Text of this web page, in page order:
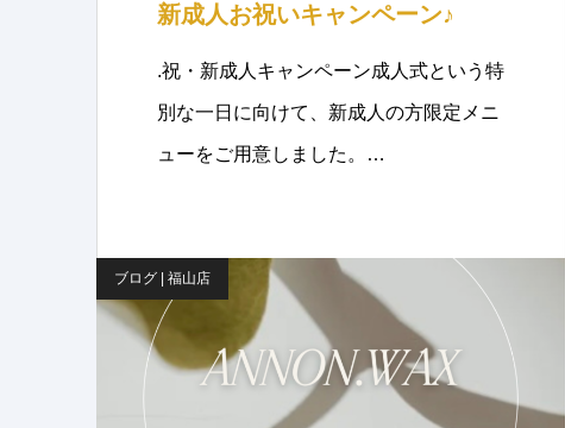
新成人お祝いキャンペーン♪
.祝・新成人キャンペーン成人式という特
別な一日に向けて、新成人の方限定メニ
ューをご用意しました。…
ブログ | 福山店